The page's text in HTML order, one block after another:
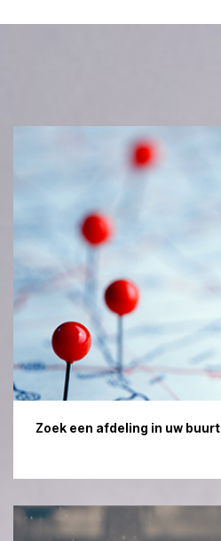
Zoek een afdeling in uw buurt